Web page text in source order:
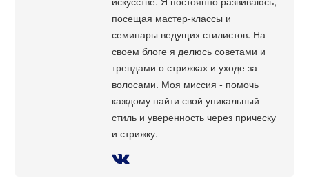
посещая мастер-классы и
семинары ведущих стилистов. На
своем блоге я делюсь советами и
трендами о стрижках и уходе за
волосами. Моя миссия - помочь
каждому найти свой уникальный
стиль и уверенность через прическу
и стрижку.